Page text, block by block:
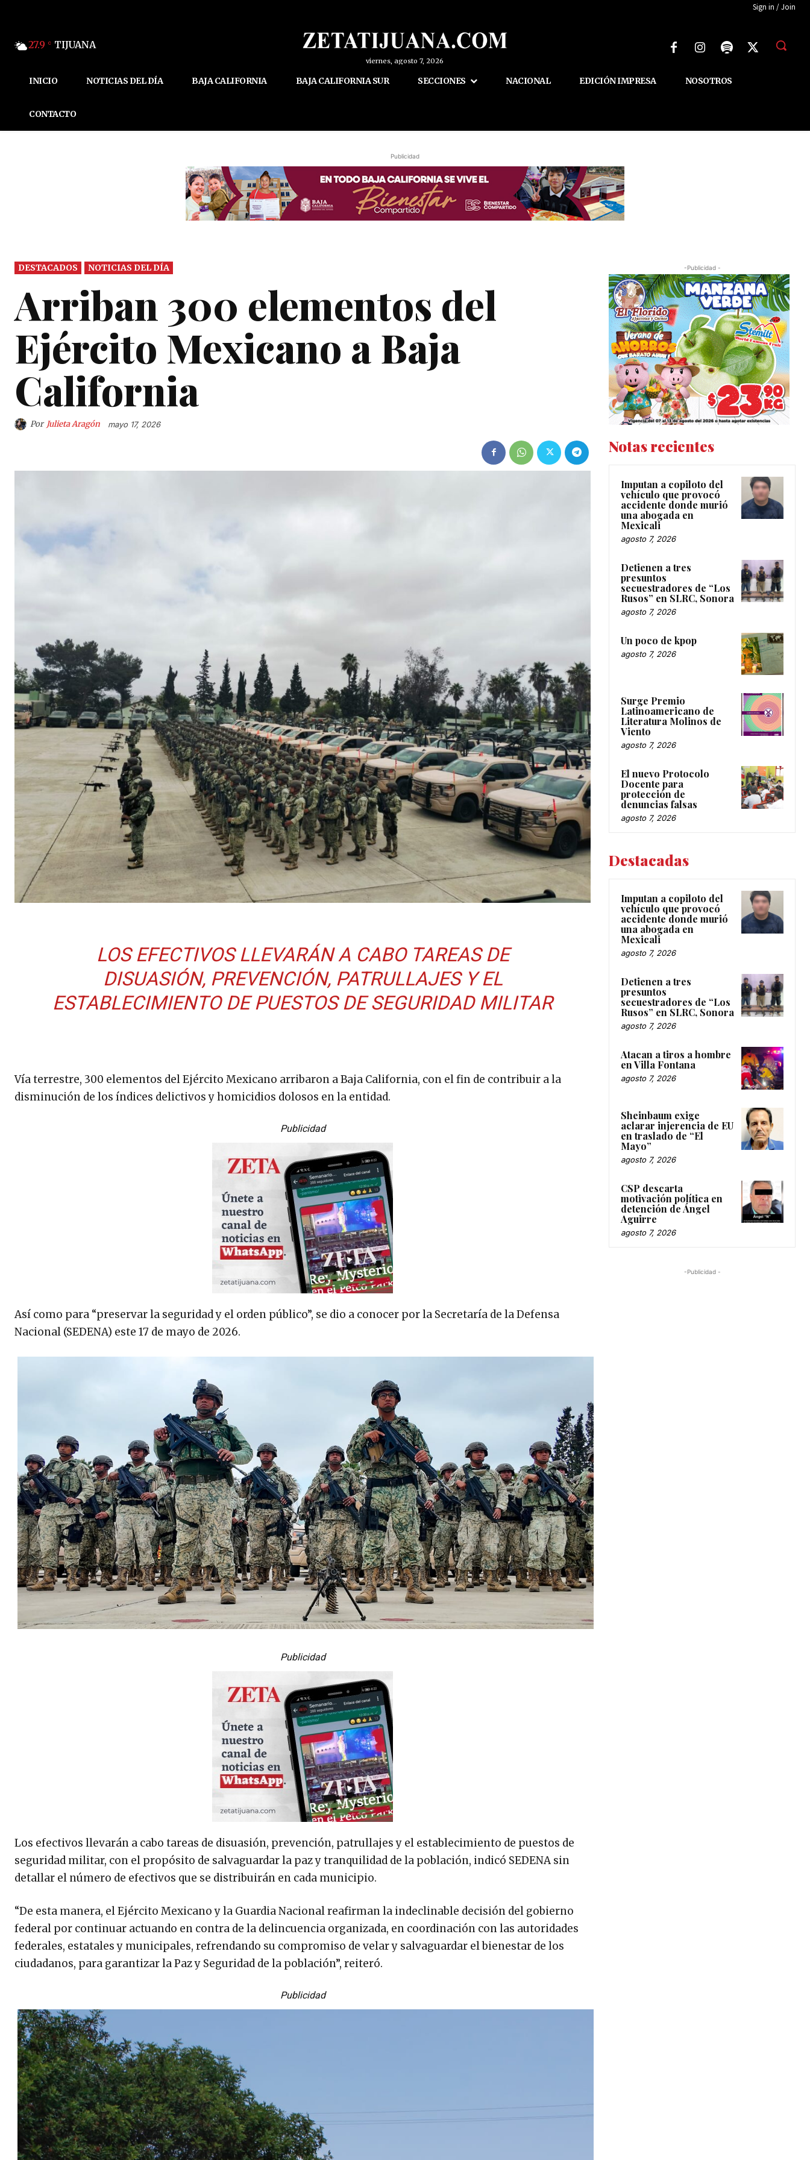
Sign in / Join
27.9 C TIJUANA
viernes, agosto 7, 2026
INICIO NOTICIAS DEL DÍA BAJA CALIFORNIA BAJA CALIFORNIA SUR SECCIONES NACIONAL EDICIÓN IMPRESA NOSOTROS
CONTACTO
Publicidad
DESTACADOS NOTICIAS DEL DÍA
Arriban 300 elementos del
Ejército Mexicano a Baja
California
Por Julieta Aragón mayo 17, 2026
LOS EFECTIVOS LLEVARÁN A CABO TAREAS DE
DISUASIÓN, PREVENCIÓN, PATRULLAJES Y EL
ESTABLECIMIENTO DE PUESTOS DE SEGURIDAD MILITAR
Vía terrestre, 300 elementos del Ejército Mexicano arribaron a Baja California, con el fin de contribuir a la
disminución de los índices delictivos y homicidios dolosos en la entidad.
Publicidad
Así como para “preservar la seguridad y el orden público”, se dio a conocer por la Secretaría de la Defensa
Nacional (SEDENA) este 17 de mayo de 2026.
Publicidad
Los efectivos llevarán a cabo tareas de disuasión, prevención, patrullajes y el establecimiento de puestos de
seguridad militar, con el propósito de salvaguardar la paz y tranquilidad de la población, indicó SEDENA sin
detallar el número de efectivos que se distribuirán en cada municipio.
“De esta manera, el Ejército Mexicano y la Guardia Nacional reafirman la indeclinable decisión del gobierno
federal por continuar actuando en contra de la delincuencia organizada, en coordinación con las autoridades
federales, estatales y municipales, refrendando su compromiso de velar y salvaguardar el bienestar de los
ciudadanos, para garantizar la Paz y Seguridad de la población”, reiteró.
Publicidad
-Publicidad -
Notas recientes
Imputan a copiloto del
vehículo que provocó
accidente donde murió
una abogada en
Mexicali
agosto 7, 2026
Detienen a tres
presuntos
secuestradores de “Los
Rusos” en SLRC, Sonora
agosto 7, 2026
Un poco de kpop
agosto 7, 2026
Surge Premio
Latinoamericano de
Literatura Molinos de
Viento
agosto 7, 2026
El nuevo Protocolo
Docente para
protección de
denuncias falsas
agosto 7, 2026
Destacadas
Imputan a copiloto del
vehículo que provocó
accidente donde murió
una abogada en
Mexicali
agosto 7, 2026
Detienen a tres
presuntos
secuestradores de “Los
Rusos” en SLRC, Sonora
agosto 7, 2026
Atacan a tiros a hombre
en Villa Fontana
agosto 7, 2026
Sheinbaum exige
aclarar injerencia de EU
en traslado de “El
Mayo”
agosto 7, 2026
CSP descarta
motivación política en
detención de Ángel
Aguirre
agosto 7, 2026
-Publicidad -